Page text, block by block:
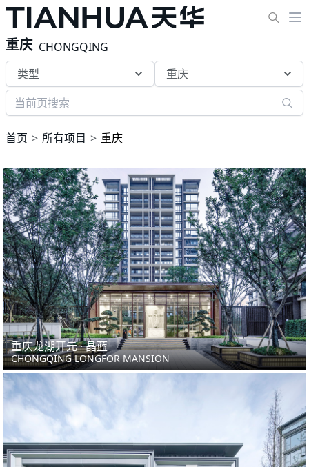
重庆 CHONGQING
类型
重庆
首页 所有项目 重庆
重庆龙湖开元 · 晶蓝
CHONGQING LONGFOR MANSION